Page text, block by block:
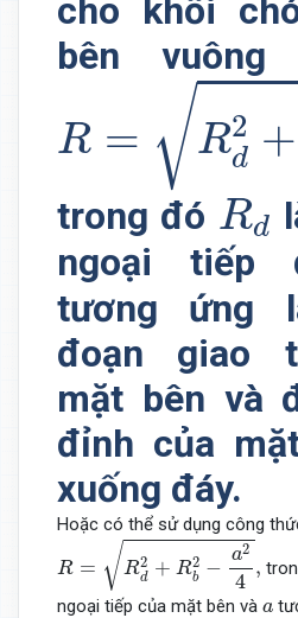
cho khối
bên
R = √R2
d +
R=R 2+(a2.
trong đó Rd
Rd
ngoại tiếp
tương ứng
đoạn giao
mặt bên và
đỉnh của
xuống đáy.
Hoặc có thể sử dụng công
R = √R2
d + R2
b −
a2
4
,
R=Rd 2+Rb2−a24,
ngoại tiếp của mặt bên và a
a